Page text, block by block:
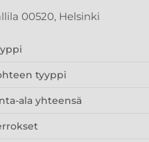
00520, Helsinki
tyyppi
ala yhteensä